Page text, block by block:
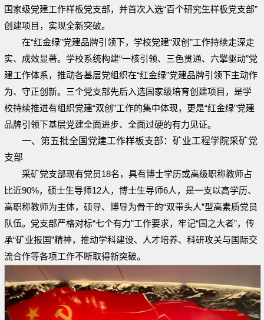
国家级党建工作样板党支部，并首次入选“百个研究生样板党支部”
创建项目，实现全新突破。
在“红金绿”党建品牌引领下，学校党建“双创”工作持续走深走
实、成效显著。学校系统构建“一核引领、三色贯通、六擎驱动”党
建工作体系，推动各基层党组织在“红金绿”党建品牌引领下主动作
为、守正创新。三个党支部先后入选国家级培育创建项目，是学
校持续推进有组织党建“双创”工作的集中体现，更是“红金绿”党建
品牌引领下基层党建全面进步、全面过硬的有力见证。
一、第五批全国党建工作样板支部：矿业工程学院采矿党
支部
采矿党支部现有党员18名，具有博士学历或高级职称教师占
比近90%，硕士生导师12人，博士生导师6人，是一支以高学历、
高职称教师为主体，硕导、博导为骨干的“双带头人”型高素质党员
队伍。党支部严格对标“七个有力”工作要求，牢记“国之大者”，传
承“矿业报国”精神，推动学科建设、人才培养、科研攻关与国际交
流合作等各项工作不断取得新突破。